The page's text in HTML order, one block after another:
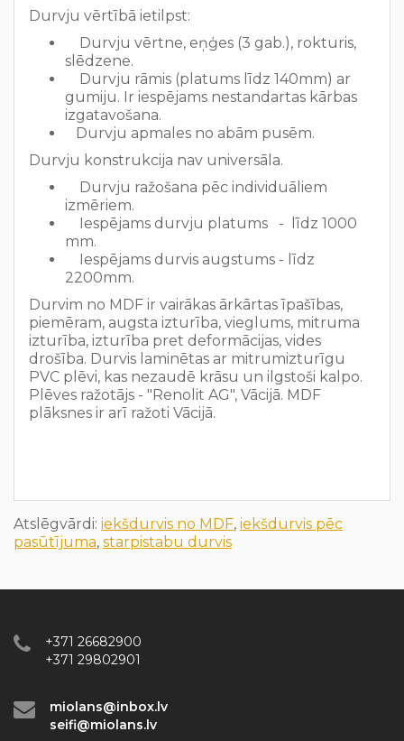
Durvju vērtībā ietilpst:
Durvju vērtne, eņģes (3 gab.), rokturis,
slēdzene.
Durvju rāmis (platums līdz 140mm) ar
gumiju. Ir iespējams nestandartas kārbas
izgatavošana.
Durvju apmales no abām pusēm.
Durvju konstrukcija nav universāla.
Durvju ražošana pēc individuāliem
izmēriem.
Iespējams durvju platums - līdz 1000
mm.
Iespējams durvis augstums - līdz
2200mm.
Durvim no MDF ir vairākas ārkārtas īpašības,
piemēram, augsta izturība, vieglums, mitruma
izturība, izturība pret deformācijas, vides
drošība. Durvis laminētas ar mitrumizturīgu
PVC plēvi, kas nezaudē krāsu un ilgstoši kalpo.
Plēves ražotājs - "Renolit AG", Vācijā. MDF
plāksnes ir arī ražoti Vācijā.
Atslēgvārdi: iekšdurvis no MDF, iekšdurvis pēc
pasūtījuma, starpistabu durvis
+371 26682900
+371 29802901
miolans@inbox.lv
seifi@miolans.lv